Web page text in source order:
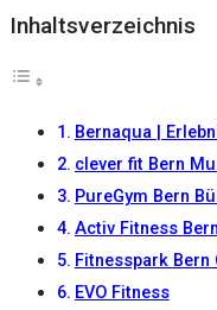
Inhaltsverzeichnis
Bernaqua |
clever fit Bern
PureGym Bern
Activ Fitness
Fitnesspark
EVO Fitness
Besuch unserer
Website mitteilen,
Wahrscheinlichkeit,
Inhalte und
Angebote zu
sehen.